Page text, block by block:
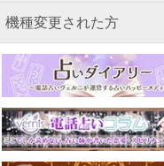
機種変更された方